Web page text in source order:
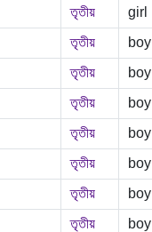
তৃতীয় girl
তৃতীয় boy
তৃতীয় boy
তৃতীয় boy
তৃতীয় boy
তৃতীয় boy
তৃতীয় boy
তৃতীয় boy